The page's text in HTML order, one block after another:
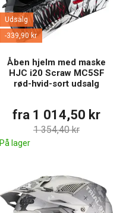
Udsalg
-339,90 kr
Åben hjelm med maske
HJC i20 Scraw MC5SF
rød-hvid-sort udsalg
fra 1 014,50 kr
1 354,40 kr
På lager